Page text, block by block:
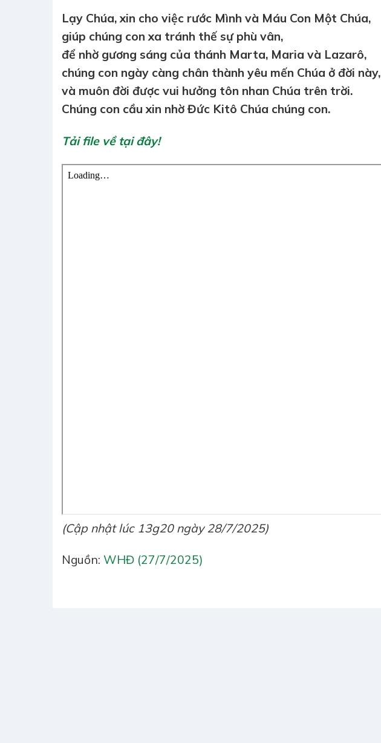
Lạy Chúa, xin cho việc rước Mình và Máu Con Một Chúa,
giúp chúng con xa tránh thế sự phù vân,
để nhờ gương sáng của thánh Marta, Maria và Lazarô,
chúng con ngày càng chân thành yêu mến Chúa ở đời này,
và muôn đời được vui hưởng tôn nhan Chúa trên trời.
Chúng con cầu xin nhờ Đức Kitô Chúa chúng con.
Tải file về tại đây!
(Cập nhật lúc 13g20 ngày 28/7/2025)
Nguồn: WHĐ (27/7/2025)